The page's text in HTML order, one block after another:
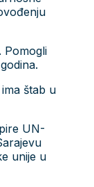
Pomogli
štab u
UN-
unije u